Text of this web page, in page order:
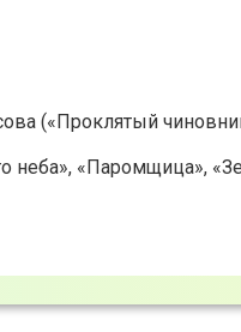
(«Проклятый
неба», «Паромщица»,